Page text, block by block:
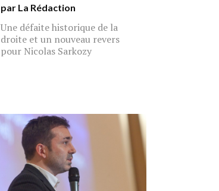
par La Rédaction
Une défaite historique de la
droite et un nouveau revers
pour Nicolas Sarkozy